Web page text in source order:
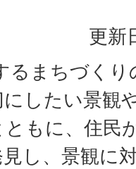
更新
るまちづく
したい景観
もに、住民
し、景観に